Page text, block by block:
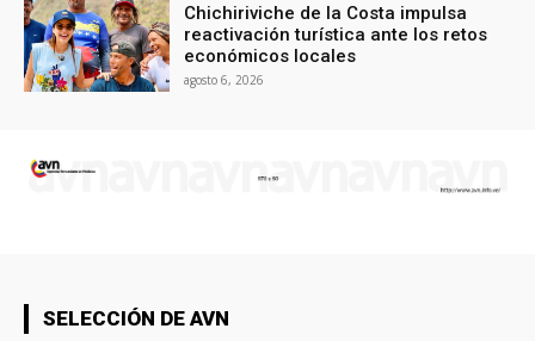
Chichiriviche de la Costa impulsa
reactivación turística ante los retos
económicos locales
agosto 6, 2026
SELECCIÓN DE AVN